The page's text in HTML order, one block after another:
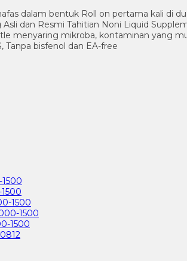
dalam bentuk Roll on pertama kali di
dan Resmi Tahitian Noni Liquid
menyaring mikroba, kontaminan yang
Tanpa bisfenol dan EA-free
1500
1500
1500